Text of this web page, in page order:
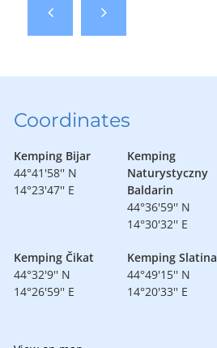
Coordinates
Kemping Bijar
44°41'58'' N
14°23'47'' E
Kemping
Naturystyczny
Baldarin
44°36'59'' N
14°30'32'' E
Kemping Čikat
44°32'9'' N
14°26'59'' E
Kemping Slatina
44°49'15'' N
14°20'33'' E